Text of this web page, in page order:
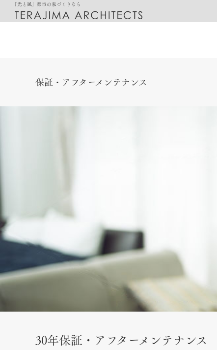
「光と風」都市の家づくりなら
都市に最適化した「光と風の家」
設計のご相談
保証・アフターメンテナンス
30年保証・アフターメンテナンス